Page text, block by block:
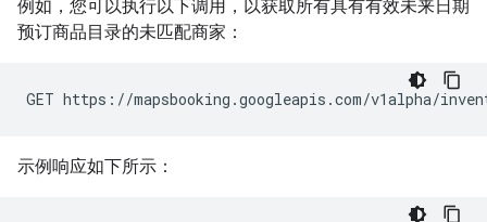
例如，您可以执行以下调用，以获取所有具有有效未来日期
预订商品目录的未匹配商家：
GET https://mapsbooking.googleapis.com/v1alpha/
示例响应如下所示：